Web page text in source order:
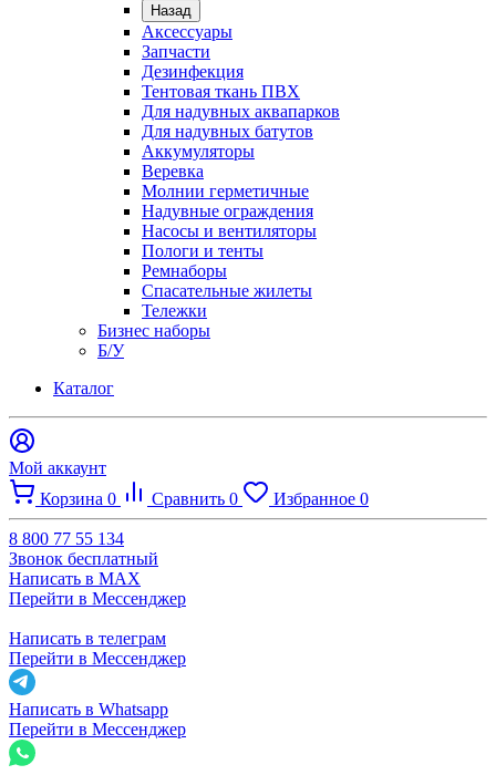
Назад
Аксессуары
Запчасти
Дезинфекция
Тентовая ткань ПВХ
Для надувных аквапарков
Для надувных батутов
Аккумуляторы
Веревка
Молнии герметичные
Надувные ограждения
Насосы и вентиляторы
Пологи и тенты
Ремнаборы
Спасательные жилеты
Тележки
Бизнес наборы
Б/У
Каталог
Мой аккаунт
Корзина 0 Сравнить 0 Избранное 0
8 800 77 55 134
Звонок бесплатный
Написать в MAX
Перейти в Мессенджер
Написать в телеграм
Перейти в Мессенджер
Написать в Whatsapp
Перейти в Мессенджер